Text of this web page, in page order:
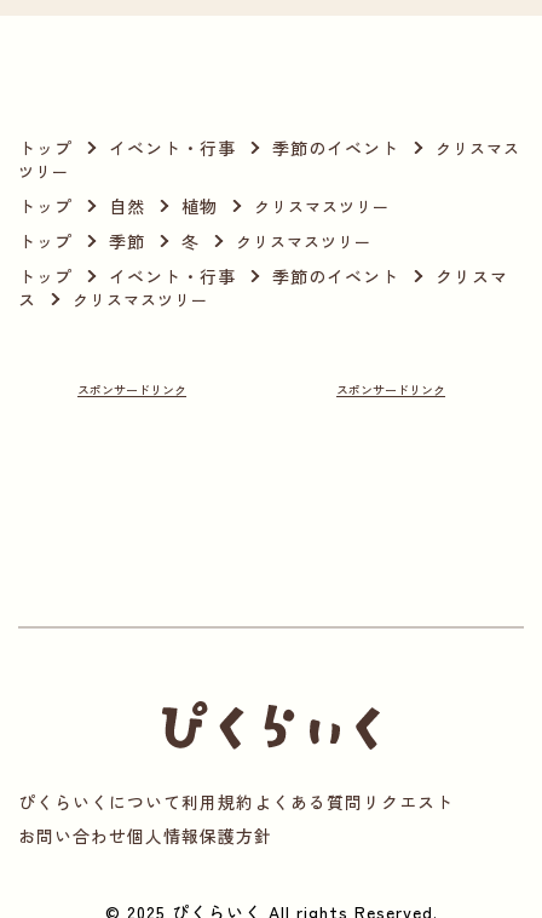
トップ イベント・行事 季節のイベント
クリスマス
ツリー
トップ 自然 植物 クリスマスツリー
トップ 季節 冬 クリスマスツリー
トップ イベント・行事 季節のイベント
クリスマ
ス
クリスマスツリー
ぴくらいくについて利用規約 よくある質問 リクエスト
お問い合わせ個人情報保護方針
© 2025 ぴくらいく All rights Reserved.